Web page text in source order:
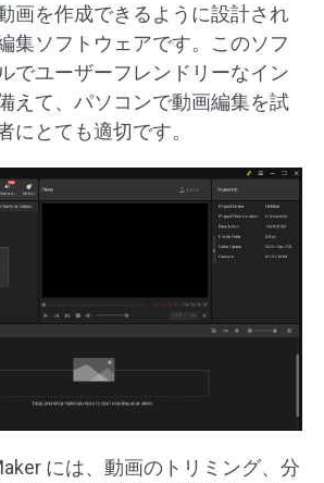
画を作成できるように設計され
集ソフトウェアです。このソフ
でユーザーフレンドリーなイン
えて、パソコンで動画編集を試
にとても適切です。
には、動画のトリミング、分